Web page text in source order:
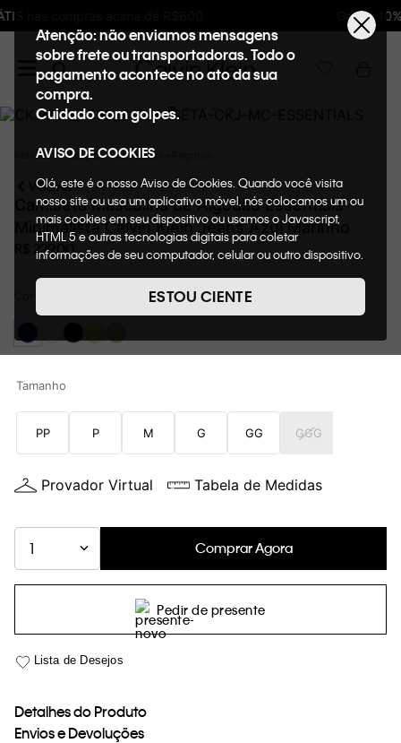
Ganhe 10% de GIFTBACK em todas as compras
Atenção: não enviamos mensagens
sobre frete ou transportadoras. Todo o
pagamento acontece no ato da sua
compra.
Cuidado com golpes.
AVISO DE COOKIES
Olá, este é o nosso Aviso de Cookies. Quando você visita
nosso site ou usa um aplicativo móvel, nós colocamos um ou
mais cookies em seu dispositivo ou usamos o Javascript,
HTML 5 e outras tecnologias digitais para coletar
informações de seu computador, celular ou outro dispositivo.
de cookies, informaremos quais cookies usaremos e quais
suas funções. A forma como processamos os dados
nosso Aviso de Privacidade. Quando você visita nosso site,
fornecer a você toda a funcionalidade do site, incluindo,
loja virtual. Para maiores informações sobre o nosso aviso de
Cookies acesse o link.
ESTOU CIENTE
Masculino Roupas Camisetas + Regatas
VOLTAR
Camiseta Masculina de Algodão Essentials
Minimalista Calvin Klein Jeans Azul Marinho
22900
Tamanho
PP P M G GG GGG
Provador Virtual Tabela de Medidas
1 Comprar Agora
Pedir de presente
Detalhes do Produto
Envios e Devoluções